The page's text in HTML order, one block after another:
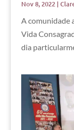
Nov 8, 2022|
A comunidade
Vida
dia